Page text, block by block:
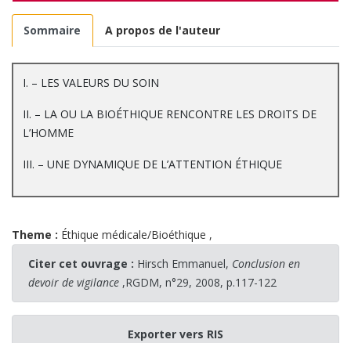
Sommaire A propos de l'auteur
I. – LES VALEURS DU SOIN
II. – LA OU LA BIOÉTHIQUE RENCONTRE LES DROITS DE
L’HOMME
III. – UNE DYNAMIQUE DE L’ATTENTION ÉTHIQUE
Theme : Éthique médicale/Bioéthique ,
Citer cet ouvrage : Hirsch Emmanuel, Conclusion en
devoir de vigilance ,RGDM, n°29, 2008, p.117-122
Exporter vers RIS